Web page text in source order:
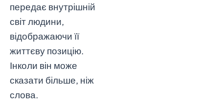
передає внутрішній
світ людини,
відображаючи її
життєву позицію.
Інколи він може
сказати більше, ніж
слова.